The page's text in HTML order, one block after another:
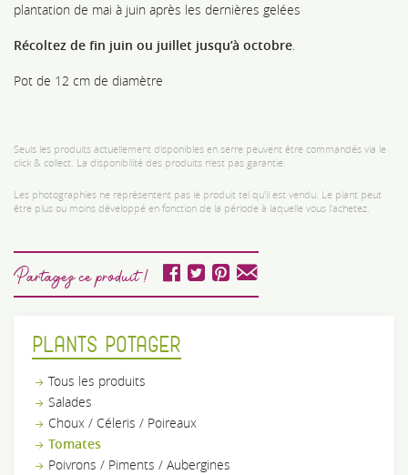
PLANTS POTAGER
Tous les produits
Salades
Choux / Céleris / Poireaux
Tomates
Poivrons / Piments / Aubergines
plantation de mai à juin après les dernières gelées
Récoltez de fin juin ou juillet jusqu’à octobre.
Pot de 12 cm de diamètre
Seuls les produits actuellement disponibles en serre peuvent être commandés via le
click & collect. La disponibilité des produits n’est pas garantie.
Les photographies ne représentent pas le produit tel qu'il est vendu. Le plant peut
être plus ou moins développé en fonction de la période à laquelle vous l'achetez.
Partagez ce produit !